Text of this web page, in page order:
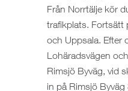
Från Norrtälje kör
trafikplats. Fortsätt
och Uppsala. Efter
Lohäradsvägen
Rimsjö Byväg, vid
in på Rimsjö Byväg